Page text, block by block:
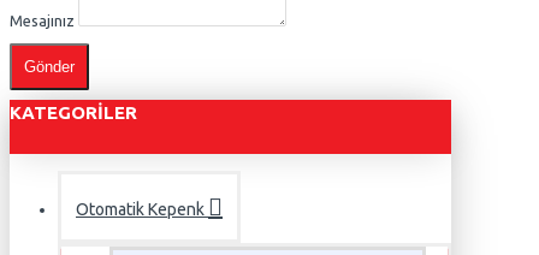
Mesajınız
Gönder
KATEGORILER
Otomatik Kepenk